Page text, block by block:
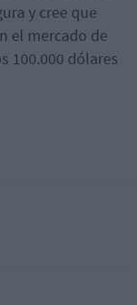
y cree que
el mercado de
100.000 dólares